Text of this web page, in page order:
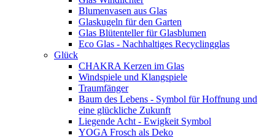
Blumenvasen aus Glas
Glaskugeln für den Garten
Glas Blütenteller für Glasblumen
Eco Glas - Nachhaltiges Recyclingglas
Glück
CHAKRA Kerzen im Glas
Windspiele und Klangspiele
Traumfänger
Baum des Lebens - Symbol für Hoffnung und
eine glückliche Zukunft
Liegende Acht - Ewigkeit Symbol
YOGA Frosch als Deko